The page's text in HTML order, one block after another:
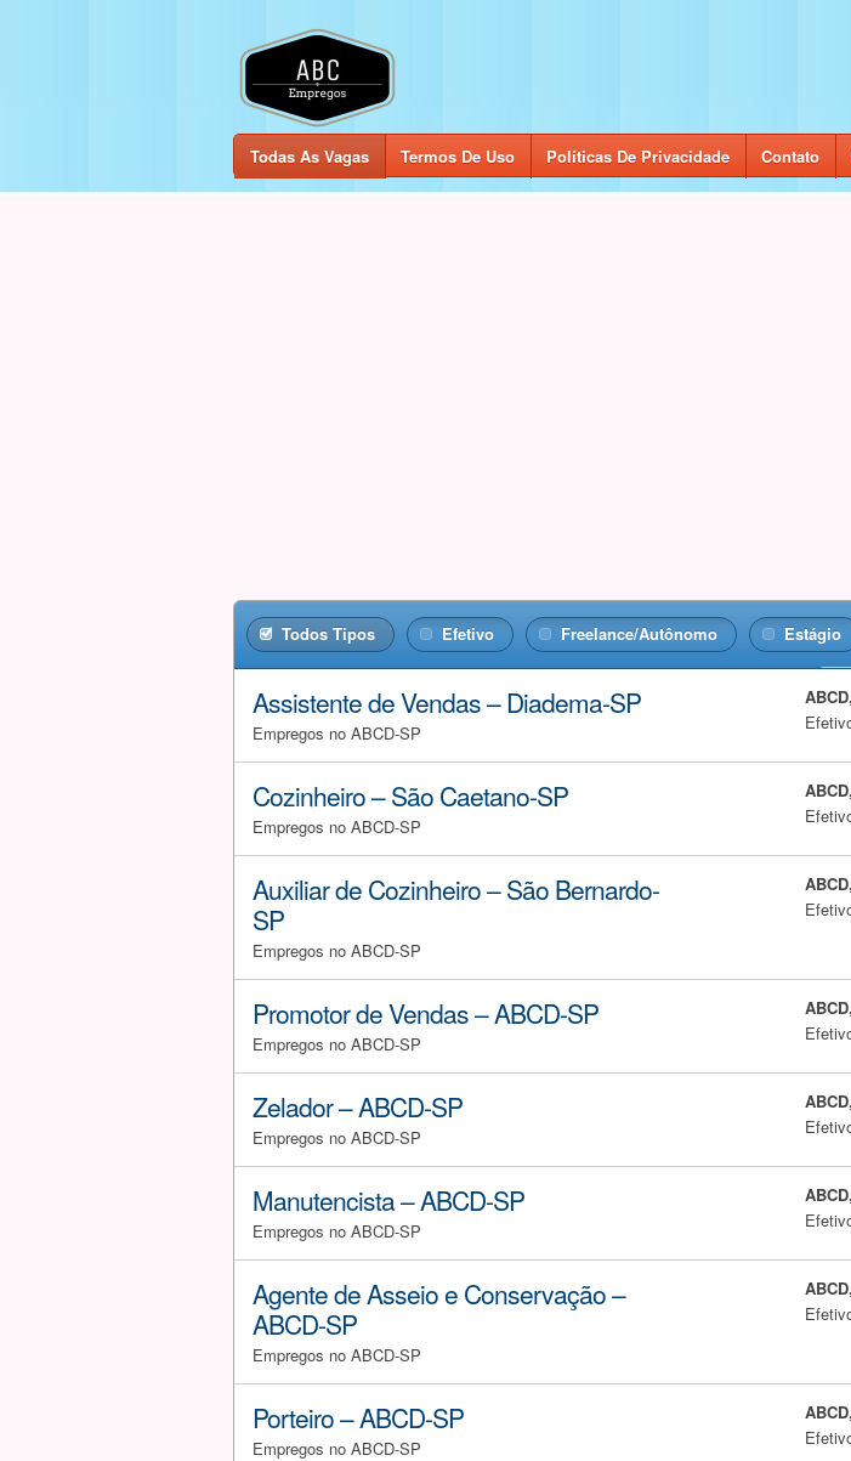
Todas As Vagas Termos De Uso Políticas De Privacidade Contato
Todos Tipos Efetivo Freelance/Autônomo Estágio
Assistente de Vendas – Diadema-SP
Empregos no ABCD-SP
Cozinheiro – São Caetano-SP
Empregos no ABCD-SP
Auxiliar de Cozinheiro – São Bernardo-
SP
Empregos no ABCD-SP
Promotor de Vendas – ABCD-SP
Empregos no ABCD-SP
Zelador – ABCD-SP
Empregos no ABCD-SP
Manutencista – ABCD-SP
Empregos no ABCD-SP
Agente de Asseio e Conservação –
ABCD-SP
Empregos no ABCD-SP
Porteiro – ABCD-SP
Empregos no ABCD-SP